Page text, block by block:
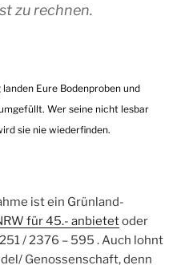
zu rechnen.
Eure Bodenproben und
Wer seine nicht lesbar
sie nie wiederfinden.
ist ein Grünland-
für 45.- anbietetoder
/ 2376 – 595 . Auch lohnt
Genossenschaft, denn